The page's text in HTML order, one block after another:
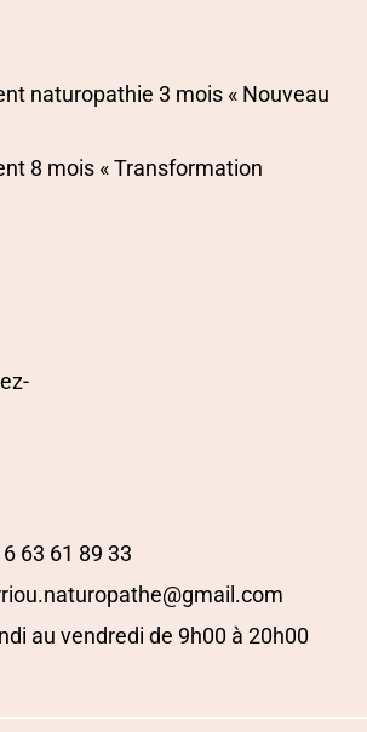
naturopathie 3 mois « Nouveau
8 mois « Transformation
63 61 89 33
au vendredi de 9h00 à 20h00